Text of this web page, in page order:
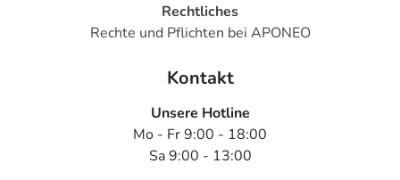
Rechtliches
Rechte und Pflichten bei APONEO
Kontakt
Unsere Hotline
Mo - Fr 9:00 - 18:00
Sa 9:00 - 13:00